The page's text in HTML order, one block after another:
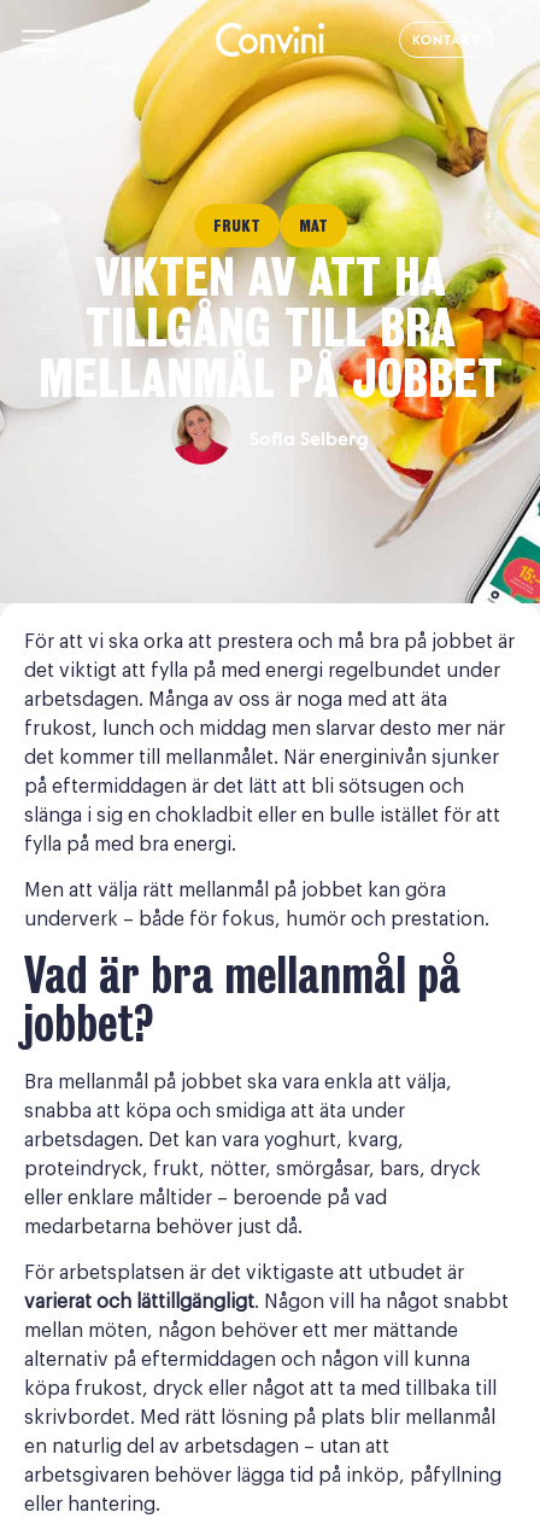
KONTAKT
FRUKT MAT
VIKTEN AV ATT HA
TILLGÅNG TILL BRA
MELLANMÅL PÅ JOBBET
Sofia Selberg
För att vi ska orka att prestera och må bra på jobbet är
det viktigt att fylla på med energi regelbundet under
arbetsdagen. Många av oss är noga med att äta
frukost, lunch och middag men slarvar desto mer när
det kommer till mellanmålet. När energinivån sjunker
på eftermiddagen är det lätt att bli sötsugen och
slänga i sig en chokladbit eller en bulle istället för att
fylla på med bra energi.
Men att välja rätt mellanmål på jobbet kan göra
underverk – både för fokus, humör och prestation.
Vad är bra mellanmål på
jobbet?
Bra mellanmål på jobbet ska vara enkla att välja,
snabba att köpa och smidiga att äta under
arbetsdagen. Det kan vara yoghurt, kvarg,
proteindryck, frukt, nötter, smörgåsar, bars, dryck
eller enklare måltider – beroende på vad
medarbetarna behöver just då.
För arbetsplatsen är det viktigaste att utbudet är
varierat och lättillgängligt. Någon vill ha något snabbt
mellan möten, någon behöver ett mer mättande
alternativ på eftermiddagen och någon vill kunna
köpa frukost, dryck eller något att ta med tillbaka till
skrivbordet. Med rätt lösning på plats blir mellanmål
en naturlig del av arbetsdagen – utan att
arbetsgivaren behöver lägga tid på inköp, påfyllning
eller hantering.